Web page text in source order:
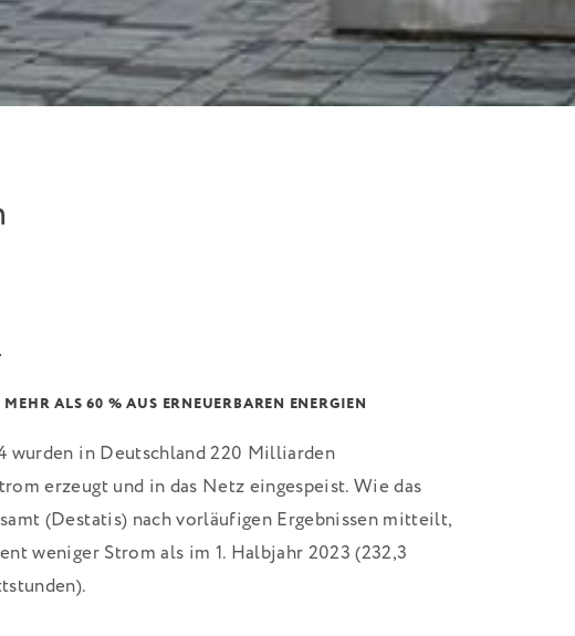
ALS 60 % AUS ERNEUERBAREN ENERGIEN
wurden in Deutschland 220 Milliarden
erzeugt und in das Netz eingespeist. Wie das
(Destatis) nach vorläufigen Ergebnissen mitteilt,
weniger Strom als im 1. Halbjahr 2023 (232,3